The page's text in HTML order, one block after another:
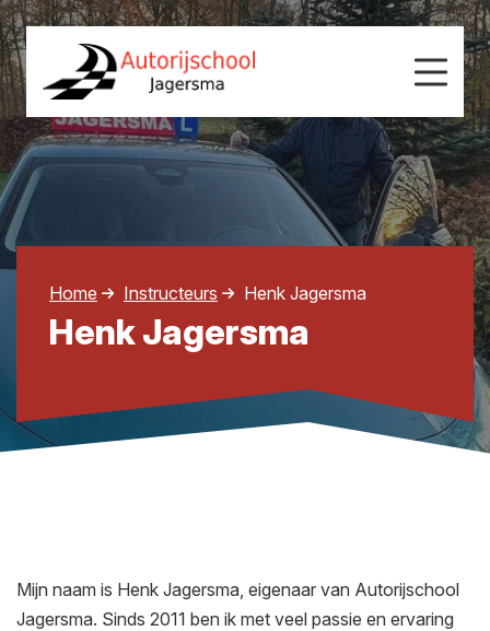
Home Instructeurs Henk Jagersma
Henk Jagersma
Mijn naam is Henk Jagersma, eigenaar van Autorijschool
Jagersma. Sinds 2011 ben ik met veel passie en ervaring